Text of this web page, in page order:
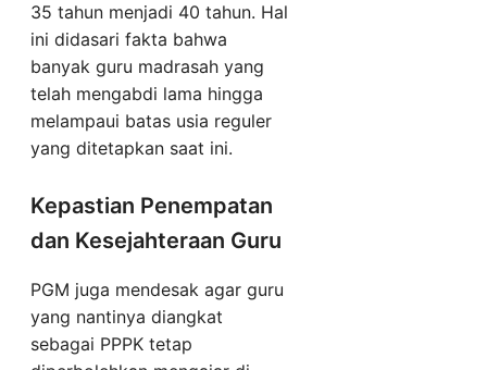
35 tahun menjadi 40 tahun. Hal
ini didasari fakta bahwa
banyak guru madrasah yang
telah mengabdi lama hingga
melampaui batas usia reguler
yang ditetapkan saat ini.
Kepastian Penempatan
dan Kesejahteraan Guru
PGM juga mendesak agar guru
yang nantinya diangkat
sebagai PPPK tetap